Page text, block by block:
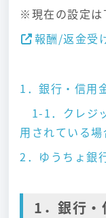
※現在の設定は
報酬/返金受
1．銀行・信用
1-1．クレジ
用されている場
2．ゆうちょ銀
1．銀行